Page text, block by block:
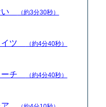
い （約3分30秒）
イツ （約4分40秒）
ーチ （約4分40秒）